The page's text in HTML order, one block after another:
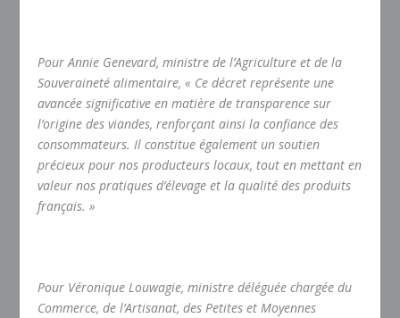
PourAnnie Genevard, ministre de l’Agriculture et de la
Souveraineté alimentaire, « Ce décret représente une
avancée significative en matière de transparence sur
l’origine des viandes, renforçant ainsi la confiance des
consommateurs. Il constitue également un soutien
précieux pour nos producteurs locaux, tout en mettant en
valeur nos pratiques d’élevage et la qualité des produits
français. »
Pour Véronique Louwagie, ministre déléguée chargée du
Commerce, de l’Artisanat, des Petites et Moyennes